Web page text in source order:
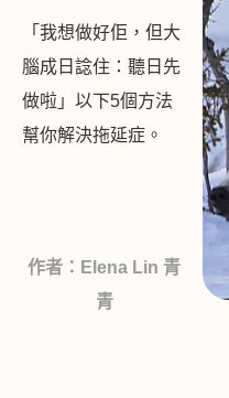
「我想做好佢，但大
腦成日諗住：聽日先
做啦」以下5個方法
幫你解決拖延症。
作者：Elena Lin 青
青